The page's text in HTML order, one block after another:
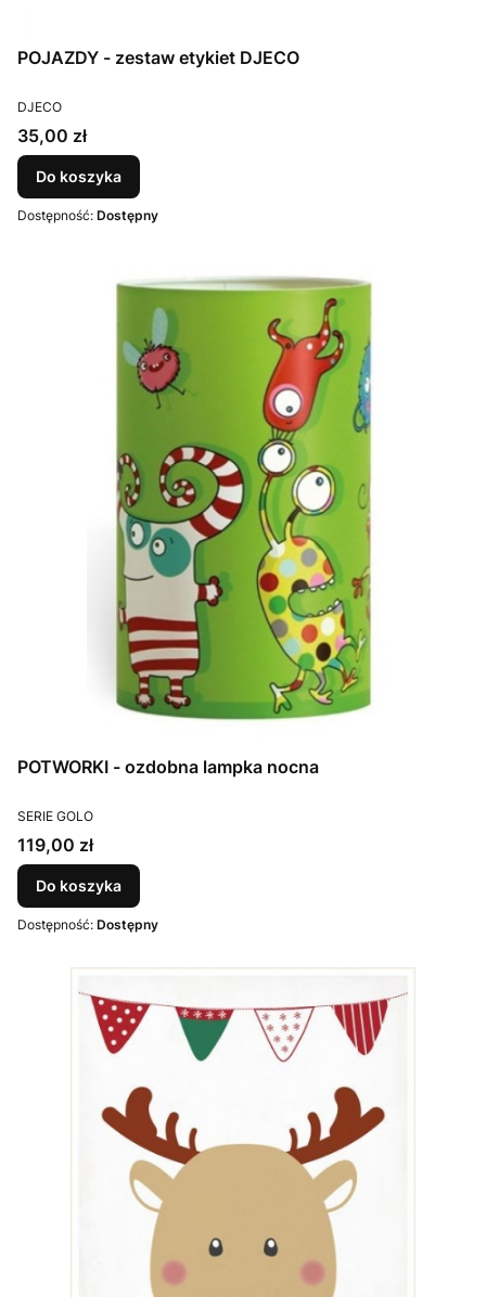
POJAZDY - zestaw etykiet DJECO
PRODUCENT
DJECO
Cena
35,00 zł
Do koszyka
Dostępność: Dostępny
POTWORKI - ozdobna lampka nocna
PRODUCENT
SERIE GOLO
Cena
119,00 zł
Do koszyka
Dostępność: Dostępny